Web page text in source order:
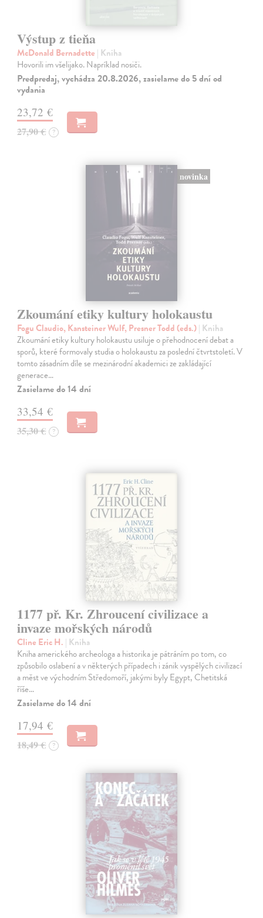
Výstup z tieňa
McDonald Bernadette | Kniha
Hovorili im všelijako. Napríklad nosiči.
Predpredaj, vychádza 20.8.2026, zasielame do 5 dní od
vydania
23,72 €
27,90 € ?
novinka
Zkoumání etiky kultury holokaustu
Fogu Claudio, Kansteiner Wulf, Presner Todd (eds.)| Kniha
Zkoumání etiky kultury holokaustu usiluje o přehodnocení debat a
sporů, které formovaly studia o holokaustu za poslední čtvrtstoletí. V
tomto zásadním díle se mezinárodní akademici ze zakládající
generace…
Zasielame do 14 dní
33,54 €
35,30 € ?
1177 př. Kr. Zhroucení civilizace a
invaze mořských národů
Cline Eric H. | Kniha
Kniha amerického archeologa a historika je pátráním po tom, co
způsobilo oslabení a v některých případech i zánik vyspělých civilizací
a měst ve východním Středomoří, jakými byly Egypt, Chetitská
říše…
Zasielame do 14 dní
17,94 €
18,49 € ?